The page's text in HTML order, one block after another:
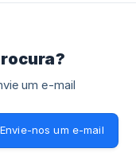
um e-mail
Envie-nos um e-mail